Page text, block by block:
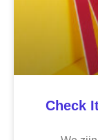
Check